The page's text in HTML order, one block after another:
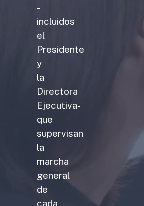
-
incluidos
el
Presidente
y
la
Directora
Ejecutiva-
que
supervisan
la
marcha
general
de
cada